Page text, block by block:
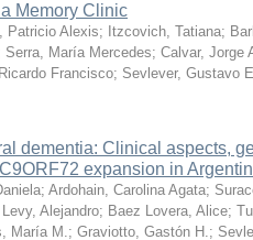
Memory Clinic
Patricio Alexis; Itzcovich, Tatiana;
Serra, María Mercedes; Calvar, Jorge
Francisco; Sevlever, Gustavo
dementia: Clinical aspects,
expansion in
; Ardohain, Carolina Agata;
Levy, Alejandro; Baez Lovera, Alice;
María M.; Graviotto, Gastón H.;